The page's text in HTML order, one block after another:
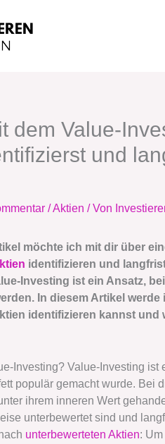
dem Value-
und
/Aktien / Von
möchte ich mit dir über
identifizieren und
Investing ist ein Ansatz,
In diesem Artikel
identifizieren kannst
Investing? Value-Investing ist
populär gemacht wurde. Bei
ihrem inneren Wert
unterbewertet sind und
unterbewerteten Aktien: